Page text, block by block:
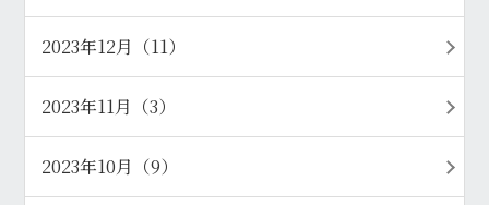
2023年12月（11）
2023年11月（3）
2023年10月（9）